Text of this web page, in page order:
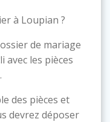
à Loupian ?
de mariage
avec les pièces
des pièces et
devrez déposer